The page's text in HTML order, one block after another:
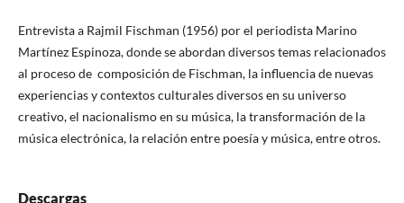
Entrevista a Rajmil Fischman (1956) por el periodista Marino
Martínez Espinoza, donde se abordan diversos temas relacionados
al proceso de composición de Fischman, la influencia de nuevas
experiencias y contextos culturales diversos en su universo
creativo, el nacionalismo en su música, la transformación de la
música electrónica, la relación entre poesía y música, entre otros.
Descargas